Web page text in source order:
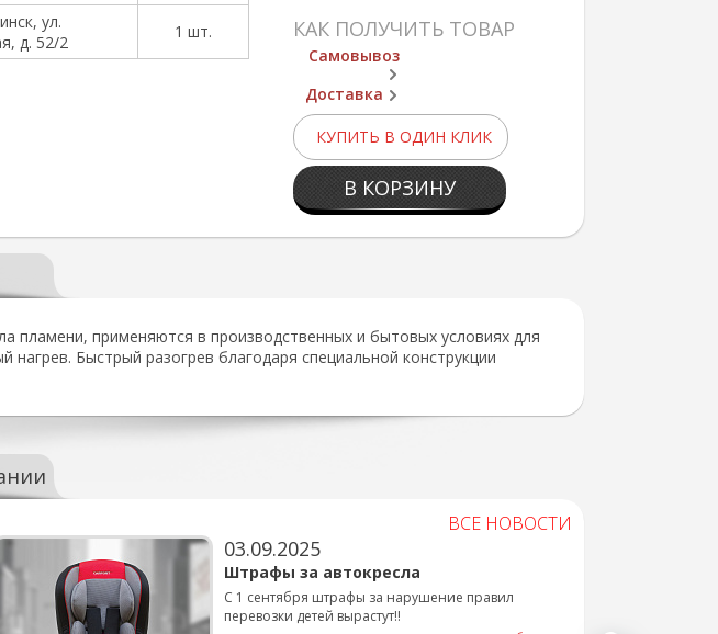
КАК ПОЛУЧИТЬ ТОВАР
Самовывоз
Доставка
КУПИТЬ В ОДИН КЛИК
В КОРЗИНУ
ул.
д. 52/2
1 шт.
пламени, применяются в производственных и бытовых условиях для
Быстрый разогрев благодаря специальной конструкции
ВСЕ НОВОСТИ
03.09.2025
Штрафы за автокресла
С 1 сентября штрафы за нарушение правил
перевозки детей вырастут!!